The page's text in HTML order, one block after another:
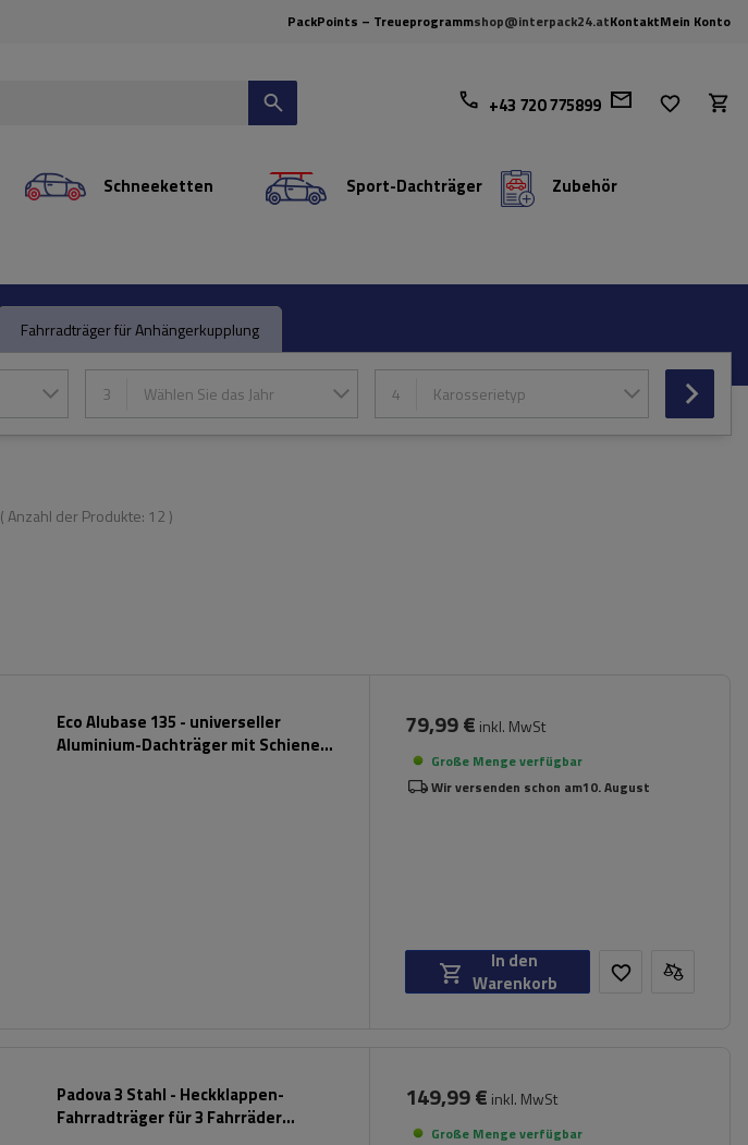
PackPoints – Treueprogrammshop@interpack24.atKontaktMein Konto
+43 720 775899
Schneeketten Sport-Dachträger Zubehör
Fahrradträger für Anhängerkupplung
3 Wählen Sie das Jahr 4 Karosserietyp
( Anzahl der Produkte: 12 )
Eco Alubase 135 - universeller
Aluminium-Dachträger mit Schienen
79,99 € inkl. MwSt
Große Menge verfügbar
Wir versenden schon am10. August
In den
Warenkorb
Padova 3 Stahl - Heckklappen-
Fahrradträger für 3 Fahrräder
149,99 € inkl. MwSt
Große Menge verfügbar